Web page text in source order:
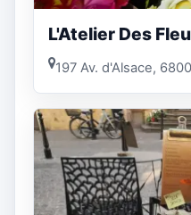
L'Atelier Des
197 Av. d'Alsace,